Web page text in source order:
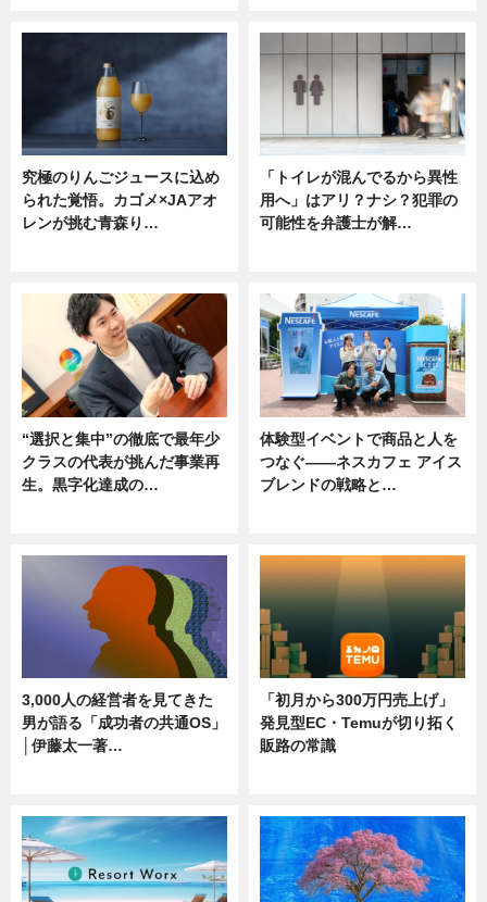
究極のりんごジュースに込め
られた覚悟。カゴメ×JAアオ
レンが挑む青森り…
「トイレが混んでるから異性
用へ」はアリ？ナシ？犯罪の
可能性を弁護士が解…
“選択と集中”の徹底で最年少
クラスの代表が挑んだ事業再
生。黒字化達成の…
体験型イベントで商品と人を
つなぐ――ネスカフェ アイス
ブレンドの戦略と…
3,000人の経営者を見てきた
男が語る「成功者の共通OS」
│伊藤太一著…
「初月から300万円売上げ」
発見型EC・Temuが切り拓く
販路の常識